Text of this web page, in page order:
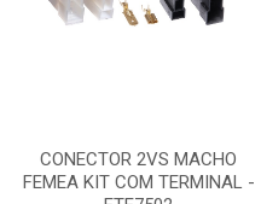
CONECTOR 2VS MACHO
FEMEA KIT COM TERMINAL -